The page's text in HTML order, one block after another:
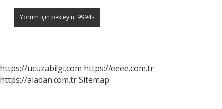
https://ucuzabilgi.com https://eeee.com.tr
https://aladan.com.trSitemap